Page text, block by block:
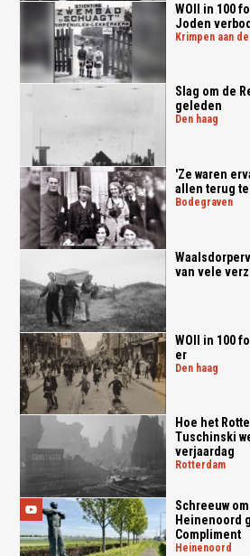
WOII in 100
Joden
krimpen aan
Slag om de
geleden
den haag
'Ze waren
allen terug
bodegraven
van vele
WOII in 100
er
den haag
Hoe het
Tuschinski
verjaardag
rotterdam
Schreeuw
Heinenoord
Compliment
heinenoord